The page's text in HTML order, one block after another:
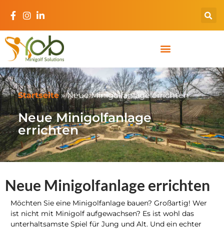
Startseite»Neue Minigolfanlage errichten
Neue Minigolfanlage
errichten
Neue Minigolfanlage errichten
Möchten Sie eine Minigolfanlage bauen? Großartig! Wer
ist nicht mit Minigolf aufgewachsen? Es ist wohl das
unterhaltsamste Spiel für Jung und Alt. Und ein echter